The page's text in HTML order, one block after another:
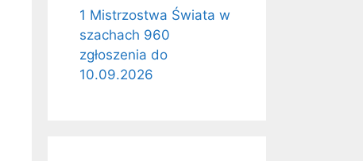
1 Mistrzostwa Świata w
szachach 960
zgłoszenia do
10.09.2026